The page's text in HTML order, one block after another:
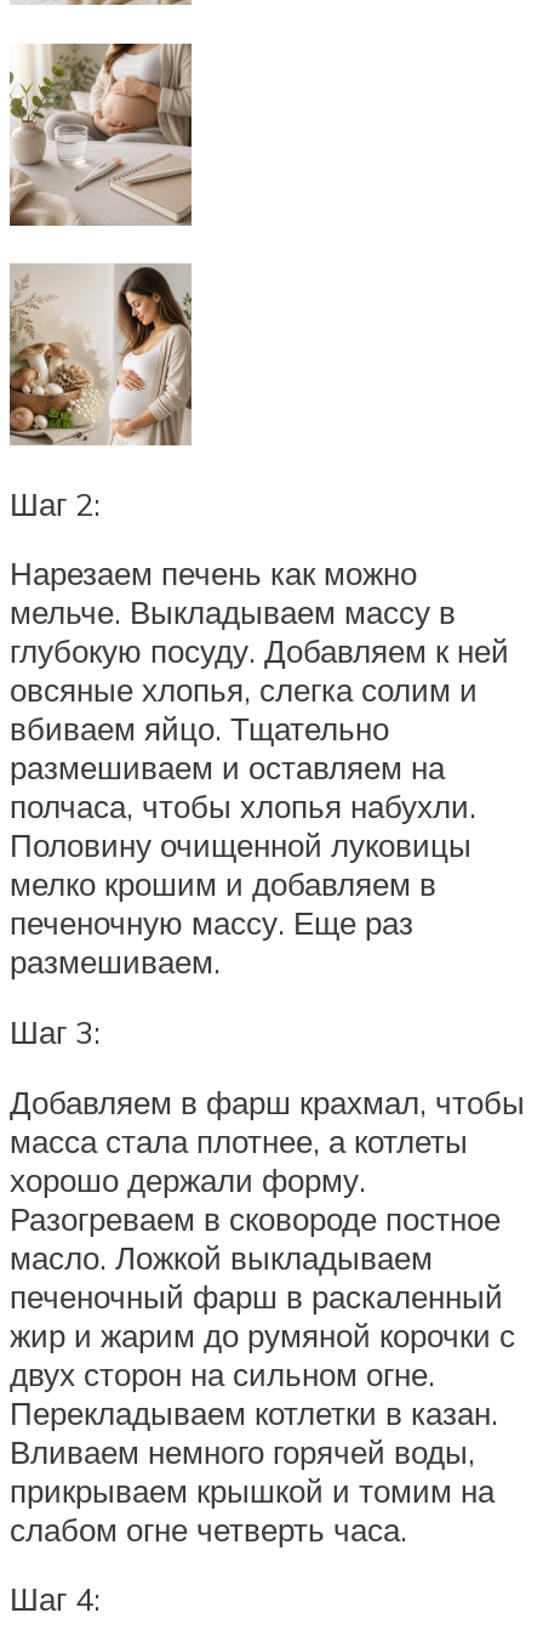
Шаг 2:
Нарезаем печень как можно
мельче. Выкладываем массу в
глубокую посуду. Добавляем к ней
овсяные хлопья, слегка солим и
вбиваем яйцо. Тщательно
размешиваем и оставляем на
полчаса, чтобы хлопья набухли.
Половину очищенной луковицы
мелко крошим и добавляем в
печеночную массу. Еще раз
размешиваем.
Шаг 3:
Добавляем в фарш крахмал, чтобы
масса стала плотнее, а котлеты
хорошо держали форму.
Разогреваем в сковороде постное
масло. Ложкой выкладываем
печеночный фарш в раскаленный
жир и жарим до румяной корочки с
двух сторон на сильном огне.
Перекладываем котлетки в казан.
Вливаем немного горячей воды,
прикрываем крышкой и томим на
слабом огне четверть часа.
Шаг 4: